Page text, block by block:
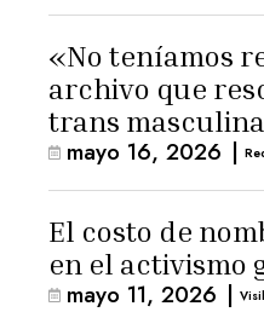
«No teníamos
archivo que
trans
Latinoamérica
mayo 16, 2026 |
El costo de
en el activismo
mayo 11, 2026 |